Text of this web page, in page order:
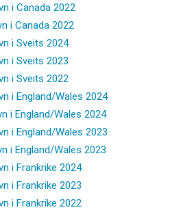
i Canada 2022
i Canada 2022
i Sveits 2024
i Sveits 2023
i Sveits 2022
i England/Wales 2024
i England/Wales 2024
i England/Wales 2023
i England/Wales 2023
i Frankrike 2024
i Frankrike 2023
i Frankrike 2022